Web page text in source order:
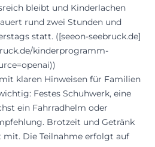
bleibt und Kinderlachen
rund zwei Stunden und
statt. ([seeon-seebruck.de]
kinderprogramm-
klaren Hinweisen für Familien
Festes Schuhwerk, eine
ein Fahrradhelm oder
Brotzeit und Getränk
mit. Die Teilnahme erfolgt auf